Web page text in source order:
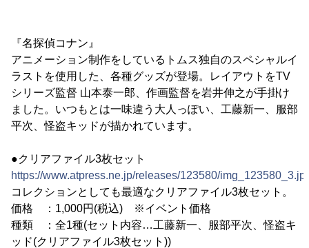
『名探偵コナン』
アニメーション制作をしているトムス独自のスペシャルイ
ラストを使用した、各種グッズが登場。レイアウトをTV
シリーズ監督 山本泰一郎、作画監督を岩井伸之が手掛け
ました。いつもとは一味違う大人っぽい、工藤新一、服部
平次、怪盗キッドが描かれています。
●クリアファイル3枚セット
https://www.atpress.ne.jp/releases/123580/
コレクションとしても最適なクリアファイル3枚セット。
価格 ：1,000円(税込) ※イベント価格
種類 ：全1種(セット内容…工藤新一、服部平次、怪盗キ
ッド(クリアファイル3枚セット))